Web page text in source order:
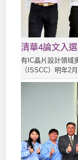
清華4論文入
有IC晶片設計領域
（ISSCC）明年